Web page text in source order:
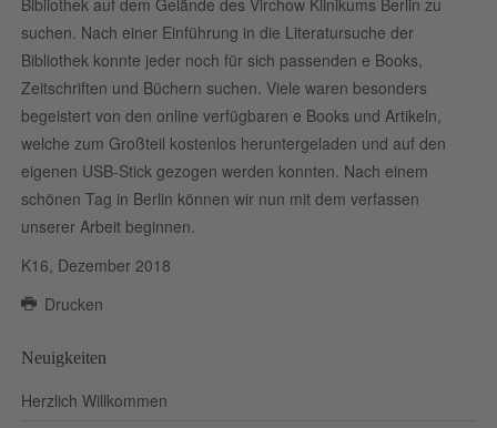
Bibliothek auf dem Gelände des Virchow Klinikums Berlin zu
suchen. Nach einer Einführung in die Literatursuche der
Bibliothek konnte jeder noch für sich passenden e Books,
Zeitschriften und Büchern suchen. Viele waren besonders
begeistert von den online verfügbaren e Books und Artikeln,
welche zum Großteil kostenlos heruntergeladen und auf den
eigenen USB-Stick gezogen werden konnten. Nach einem
schönen Tag in Berlin können wir nun mit dem verfassen
unserer Arbeit beginnen.
K16, Dezember 2018
Drucken
Neuigkeiten
Herzlich Willkommen